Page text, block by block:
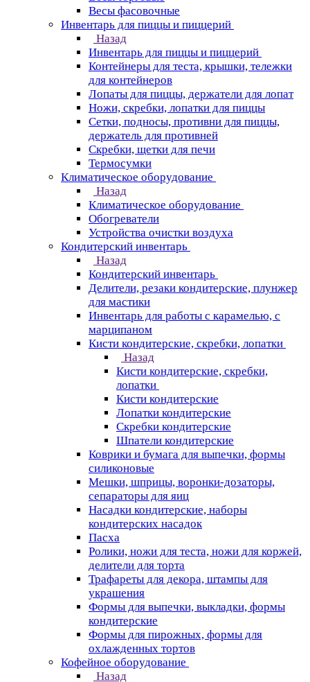
Весы фасовочные
Инвентарь для пиццы и пиццерий
Назад
Инвентарь для пиццы и пиццерий
Контейнеры для теста, крышки, тележки
для контейнеров
Лопаты для пиццы, держатели для лопат
Ножи, скребки, лопатки для пиццы
Сетки, подносы, противни для пиццы,
держатель для противней
Скребки, щетки для печи
Термосумки
Климатическое оборудование
Назад
Климатическое оборудование
Обогреватели
Устройства очистки воздуха
Кондитерский инвентарь
Назад
Кондитерский инвентарь
Делители, резаки кондитерские, плунжер
для мастики
Инвентарь для работы с карамелью, с
марципаном
Кисти кондитерские, скребки, лопатки
Назад
Кисти кондитерские, скребки,
лопатки
Кисти кондитерские
Лопатки кондитерские
Скребки кондитерские
Шпатели кондитерские
Коврики и бумага для выпечки, формы
силиконовые
Мешки, шприцы, воронки-дозаторы,
сепараторы для яиц
Насадки кондитерские, наборы
кондитерских насадок
Пасха
Ролики, ножи для теста, ножи для коржей,
делители для торта
Трафареты для декора, штампы для
украшения
Формы для выпечки, выкладки, формы
кондитерские
Формы для пирожных, формы для
охлажденных тортов
Кофейное оборудование
Назад